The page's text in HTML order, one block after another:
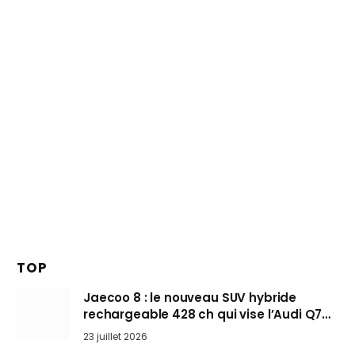
TOP
Jaecoo 8 : le nouveau SUV hybride
rechargeable 428 ch qui vise l’Audi Q7
arrive en Europe cet automne
23 juillet 2026